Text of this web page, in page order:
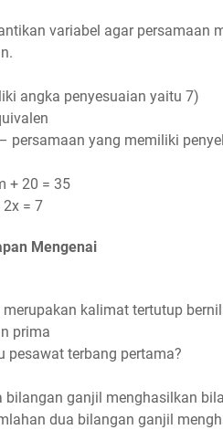
variabel agar persamaan
angka penyesuaian yaitu 7)
persamaan yang memiliki
+ 20 = 35
2x = 7
Mengenai
kalimat tertutup
prima
pesawat terbang pertama?
bilangan ganjil menghasilkan
dua bilangan ganjil